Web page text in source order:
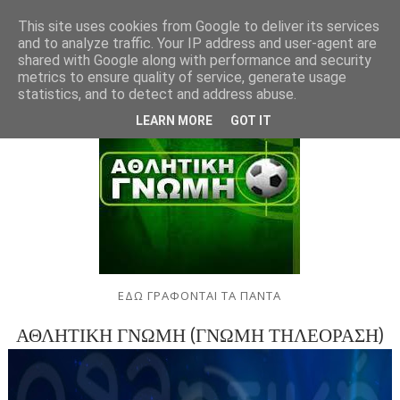
ΕΔΩ ΓΡΑΦΟΝΤΑΙ ΤΑ ΠΑΝΤΑ
ΑΘΛΗΤΙΚΗ ΓΝΩΜΗ (ΓΝΩΜΗ ΤΗΛΕΟΡΑΣΗ)
This site uses cookies from Google to deliver its services
and to analyze traffic. Your IP address and user-agent are
shared with Google along with performance and security
metrics to ensure quality of service, generate usage
statistics, and to detect and address abuse.
LEARN MORE GOT IT